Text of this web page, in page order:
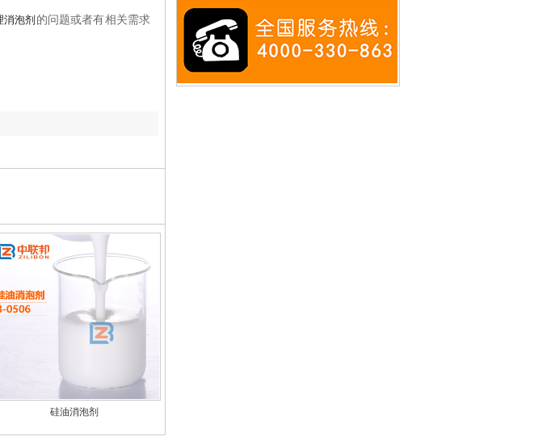
消泡剂 的问题或者有相关需求
硅油消泡剂